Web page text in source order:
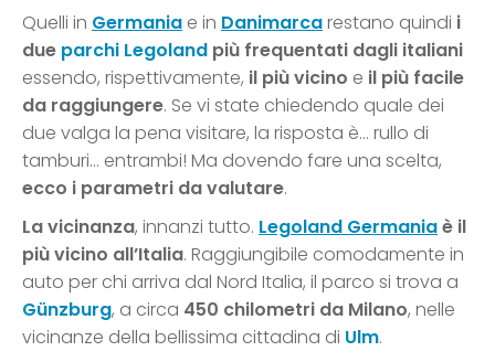
Quelli in Germania e in Danimarcarestano quindi i
due parchi Legoland più frequentati dagli italiani
essendo, rispettivamente, il più vicino e il più facile
da raggiungere. Se vi state chiedendo quale dei
due valga la pena visitare, la risposta è… rullo di
tamburi… entrambi! Ma dovendo fare una scelta,
ecco i parametri da valutare.
La vicinanza, innanzi tutto. Legoland Germaniaè il
più vicino all’Italia. Raggiungibile comodamente in
auto per chi arriva dal Nord Italia, il parco si trova a
Günzburg, a circa 450 chilometri da Milano, nelle
vicinanze della bellissima cittadina di Ulm.